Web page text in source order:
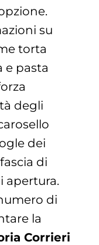
su
torta
e pasta
degli
dei
di
apertura.
di
la
Corrieri